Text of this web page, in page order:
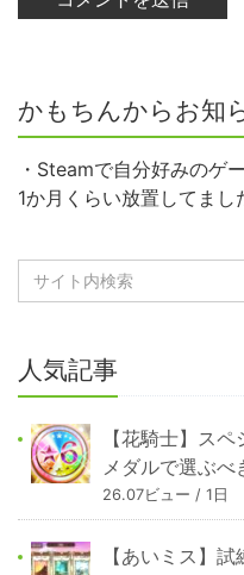
かもちんからお知
・Steamで自分好みのゲ
1か月くらい放置してまし
人気記事
【花騎士】ス
メダルで選ぶべ
26.07ビュー / 1日
【あいミス】